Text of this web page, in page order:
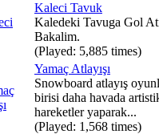
Kaleci Tavuk
Kaledeki Tavuga Gol
Bakalim.
(Played: 5,885 times)
Yamaç Atlayışı
Snowboard atlayış
birisi daha havada
hareketler yaparak...
(Played: 1,568 times)